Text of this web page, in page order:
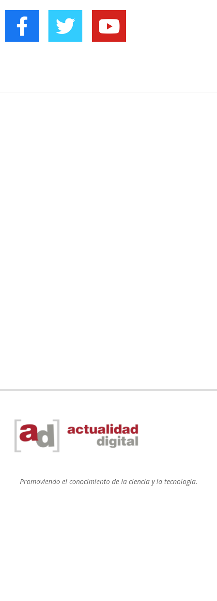
Promoviendo el conocimiento de la ciencia y la tecnología.